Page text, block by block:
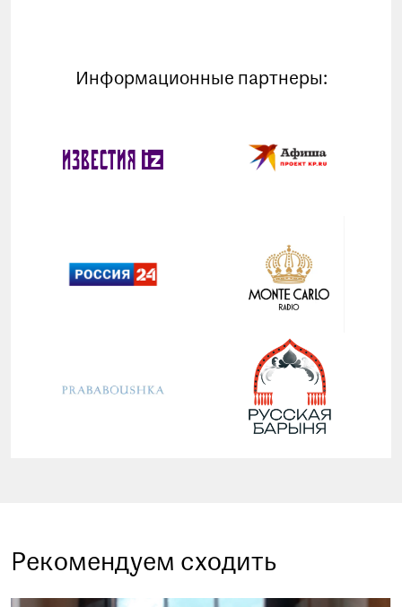
Информационные партнеры:
Рекомендуем сходить